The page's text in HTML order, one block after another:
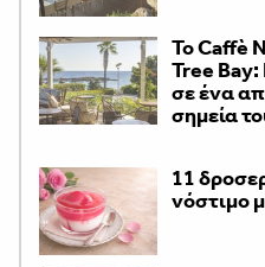
Το Caffè
Tree
σε ένα
σημεία
11
νόστιμο